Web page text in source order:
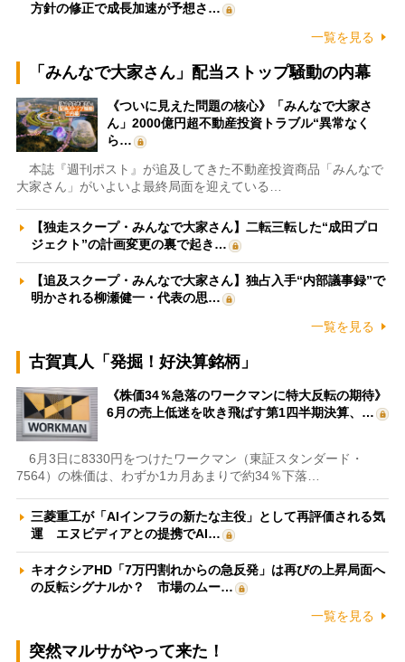
方針の修正で成長加速が予想さ…
一覧を見る
「みんなで大家さん」配当ストップ騒動の内幕
《ついに見えた問題の核心》「みんなで大家さ
ん」2000億円超不動産投資トラブル“異常なく
ら…
本誌『週刊ポスト』が追及してきた不動産投資商品「みんなで
大家さん」がいよいよ最終局面を迎えている…
【独走スクープ・みんなで大家さん】二転三転した“成田プロ
ジェクト”の計画変更の裏で起き…
【追及スクープ・みんなで大家さん】独占入手“内部議事録”で
明かされる柳瀬健一・代表の思…
一覧を見る
古賀真人「発掘！好決算銘柄」
《株価34％急落のワークマンに特大反転の期待》
6月の売上低迷を吹き飛ばす第1四半期決算、…
6月3日に8330円をつけたワークマン（東証スタンダード・
7564）の株価は、わずか1カ月あまりで約34％下落…
三菱重工が「AIインフラの新たな主役」として再評価される気
運 エヌビディアとの提携でAI…
キオクシアHD「7万円割れからの急反発」は再びの上昇局面へ
の反転シグナルか？ 市場のムー…
一覧を見る
突然マルサがやって来た！